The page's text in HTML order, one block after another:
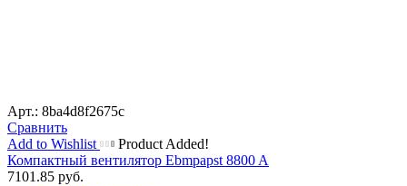
Арт.: 8ba4d8f2675c
Сравнить
Add to Wishlist
Product Added!
Компактный вентилятор Ebmpapst 8800 A
7101.85 руб.